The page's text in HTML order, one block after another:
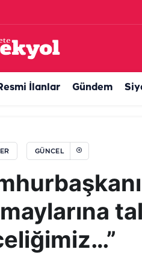
İlanlar Gündem
GÜNCEL
Türkiye gündemine